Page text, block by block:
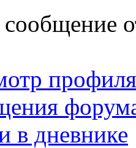
профиля
в дневнике